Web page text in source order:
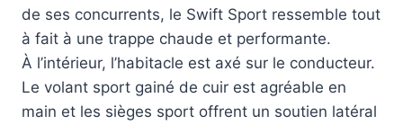
de ses concurrents, le Swift Sport ressemble tout
à fait à une trappe chaude et performante.
À l’intérieur, l’habitacle est axé sur le conducteur.
Le volant sport gainé de cuir est agréable en
main et les sièges sport offrent un soutien latéral